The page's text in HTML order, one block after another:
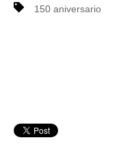
150 aniversario